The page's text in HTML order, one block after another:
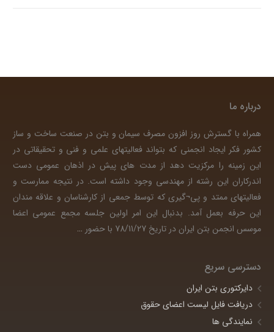
درباره ما
همراه با گسترش روز افزون مصرف سیمان و بتن در صنعت ساخت و ساز
کشور فکر ایجاد انجمنی که بتواند فعالیتهای علمی و فنی و تحقیقاتی در
این زمینه را مرکزیت دهد از مدت های پیش در اذهان عمومی دست
اندرکاران این رشته از مهندسی وجود داشته است. در نتیجه ممارست و
فعالیتهای ممتد و پی¬گیری که توسط جمعی از کارشناسان و علاقه مندان
این حرفه بعمل آمد. بدنبال این امر اولین جلسه مجمع عمومی اعضا
موسس انجمن بتن ایران در تاریخ 78/11/27 با حضور
…
دسترسی سریع
دایرکتوری بتن ایران
دریافت فایل لیست اعضای حقوق
نمایندگی ها